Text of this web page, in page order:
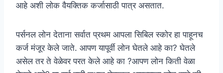
आहे अशी लोक वैयक्तिक कर्जासाठी पात्र असतात.
पर्सनल लोन देताना सर्वात प्रथम आपला सिबिल स्कोर हा पाहूनच
कर्ज मंजूर केले जाते. आपण यापूर्वी लोन घेतले आहे का? घेतले
असेल तर ते वेळेवर परत केले आहे का ?आपण लोन किती वेळा